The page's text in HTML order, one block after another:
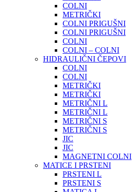
COLNI
METRIČKI
COLNI PRIGUŠNI
COLNI PRIGUŠNI
COLNI
COLNI – COLNI
HIDRAULIČNI ČEPOVI
COLNI
COLNI
METRIČKI
METRIČKI
METRIČNI L
METRIČNI L
METRIČNI S
METRIČNI S
JIC
JIC
MAGNETNI COLNI
MATICE I PRSTENI
PRSTENI L
PRSTENI S